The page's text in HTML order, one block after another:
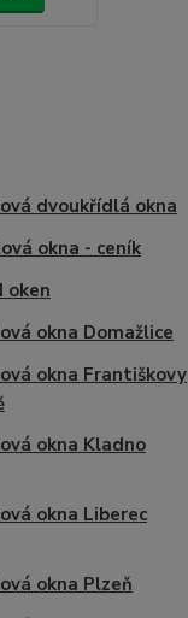
dvoukřídlá okna
okna - ceník
oken
okna Domažlice
okna Františkovy
okna Kladno
okna Liberec
okna Plzeň